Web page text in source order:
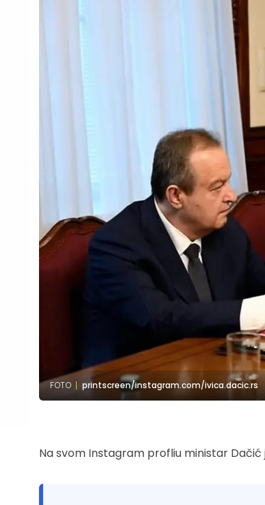
FOTO printscreen/instagram.com/ivica.dacic.rs
Na svom Instagram profliu ministar Dačić